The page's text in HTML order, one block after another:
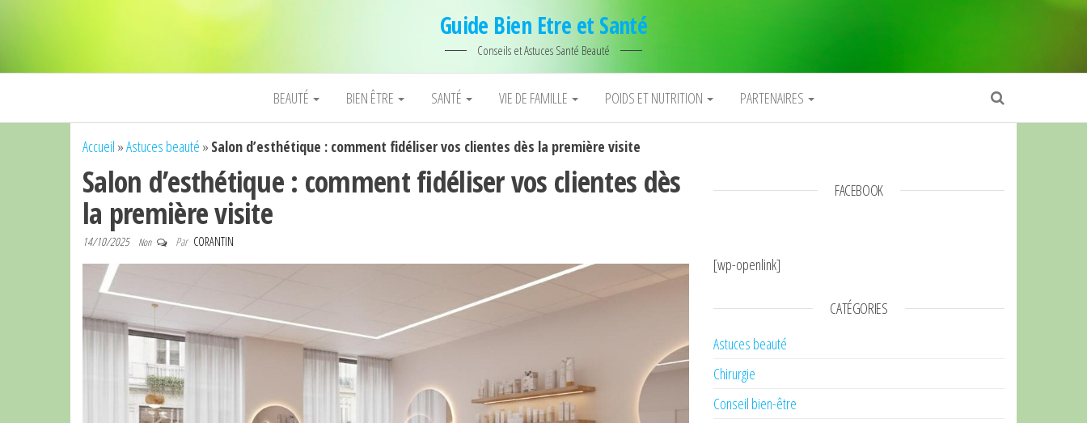
Guide Bien Etre et Santé
Conseils et Astuces Santé Beauté
BEAUTÉ BIEN ÊTRE SANTÉ VIE DE FAMILLE POIDS ET NUTRITION PARTENAIRES
Accueil »Astuces beauté » Salon d’esthétique : comment fidéliser vos clientes dès la première visite
Salon d’esthétique : comment fidéliser vos clientes dès
la première visite
14/10/2025 Non Par CORANTIN
FACEBOOK
[wp-openlink]
CATÉGORIES
Astuces beauté
Chirurgie
Conseil bien-être